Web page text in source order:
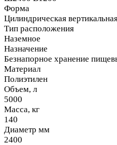
Форма
Цилиндрическая
Тип расположения
Наземное
Назначение
Безнапорное хранение
Материал
Полиэтилен
Объем, л
5000
Масса, кг
140
Диаметр мм
2400